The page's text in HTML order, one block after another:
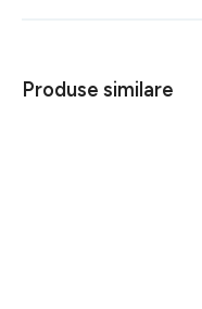
Produse similare